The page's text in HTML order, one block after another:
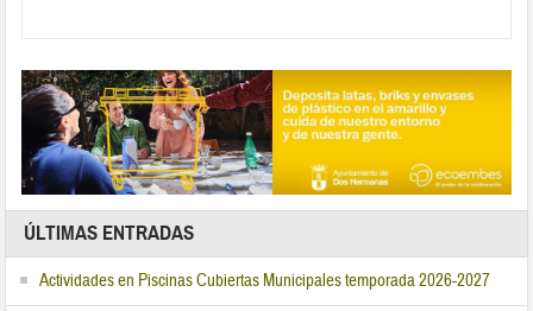
ÚLTIMAS ENTRADAS
Actividades en Piscinas Cubiertas Municipales temporada 2026-2027